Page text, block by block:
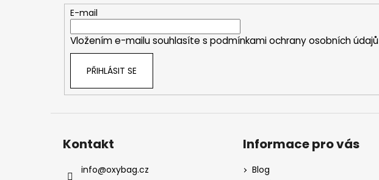
E-mail
Vložením e-mailu souhlasíte s podmínkami ochrany osobních údajů
PŘIHLÁSIT SE
Kontakt
info@oxybag.cz
Informace pro vás
Blog